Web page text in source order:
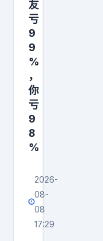
一
的
开
源
大
模
型
，
友
亏
9
9
%
，
你
亏
9
8
%
2026-
08-
08
17:29